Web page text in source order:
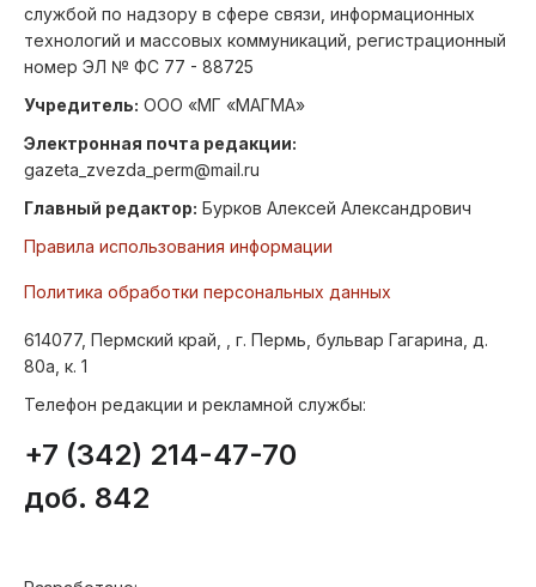
службой по надзору в сфере связи, информационных
технологий и массовых коммуникаций, регистрационный
номер ЭЛ № ФС 77 - 88725
Учредитель: ООО «МГ «МАГМА»
Электронная почта редакции:
gazeta_zvezda_perm@mail.ru
Главный редактор: Бурков Алексей Александрович
Правила использования информации
Политика обработки персональных данных
614077, Пермский край, , г. Пермь, бульвар Гагарина, д.
80а, к. 1
Телефон редакции и рекламной службы:
+7 (342) 214-47-70
доб. 842